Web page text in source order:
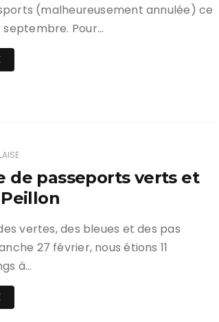
(malheureusement annulée) ce
Pour…
de passeports verts et
vertes, des bleues et des pas
27 février, nous étions 11
à…